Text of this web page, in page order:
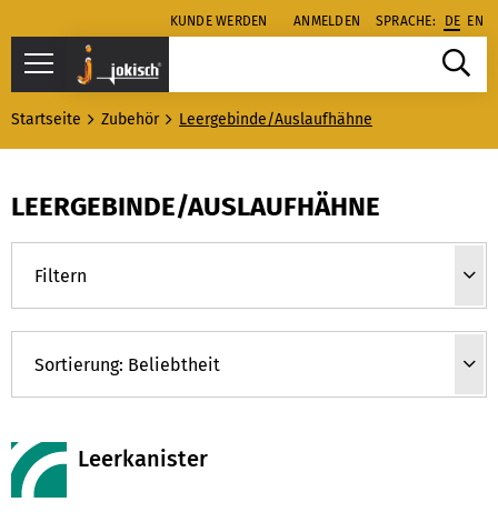
KUNDE WERDEN ANMELDEN SPRACHE: DE EN
Startseite Zubehör Leergebinde/Auslaufhähne
LEERGEBINDE/AUSLAUFHÄHNE
Filtern
Leerkanister